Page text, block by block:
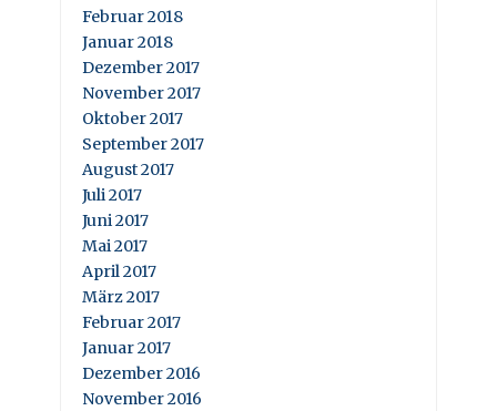
Februar 2018
Januar 2018
Dezember 2017
November 2017
Oktober 2017
September 2017
August 2017
Juli 2017
Juni 2017
Mai 2017
April 2017
März 2017
Februar 2017
Januar 2017
Dezember 2016
November 2016